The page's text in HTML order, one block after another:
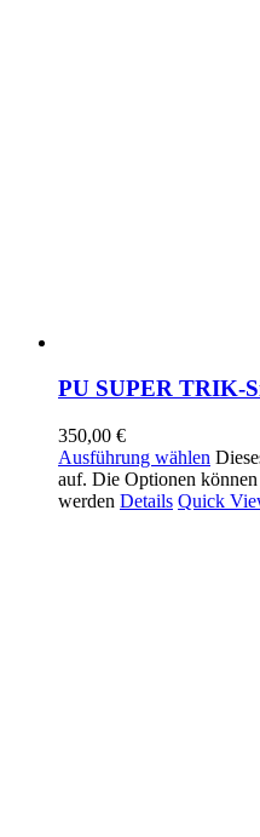
PU SUPER TRIK-
350,00 €
Ausführung wählen
auf. Die Optionen
werden Details Quick